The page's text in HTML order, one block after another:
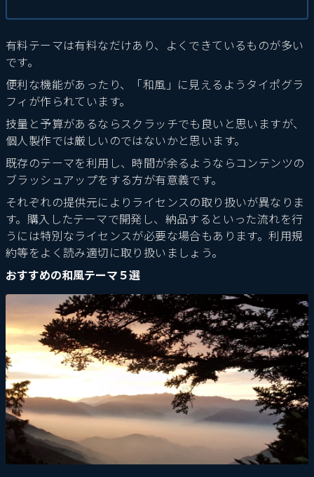
有料テーマは有料なだけあり、よくできているものが多い
です。
便利な機能があったり、「和風」に見えるようタイポグラ
フィが作られています。
技量と予算があるならスクラッチでも良いと思いますが、
個人製作では厳しいのではないかと思います。
既存のテーマを利用し、時間が余るようならコンテンツの
ブラッシュアップをする方が有意義です。
それぞれの提供元によりライセンスの取り扱いが異なりま
す。 購入したテーマで開発し、納品するといった流れを行
うには特別なライセンスが必要な場合もあります。利用規
約等をよく読み適切に取り扱いましょう。
おすすめの和風テーマ５選